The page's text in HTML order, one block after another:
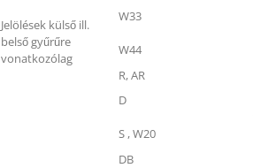
Jelölések külső ill.
belső gyűrűre
vonatkozólag
W33
W44
R, AR
D
S , W20
DB